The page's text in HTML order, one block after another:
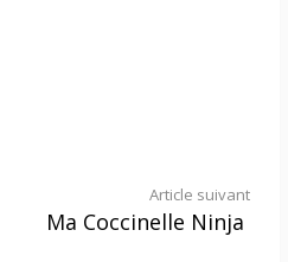
Article suivant
Ma Coccinelle Ninja